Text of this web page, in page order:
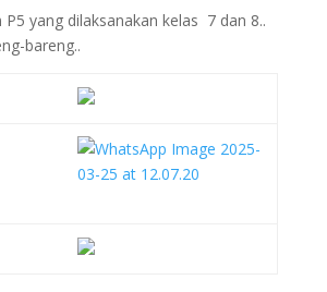
yang dilaksanakan kelas 7 dan 8..
bareng..